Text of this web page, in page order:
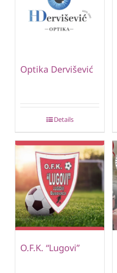
Optika Dervišević
Details
O.F.K. “Lugovi”